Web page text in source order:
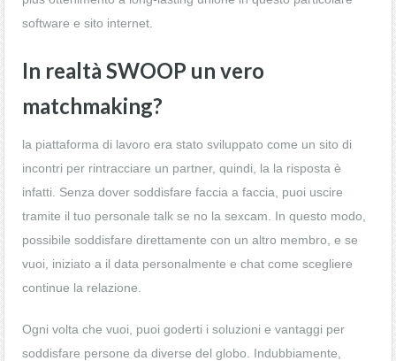
software e sito internet.
In realtà SWOOP un vero
matchmaking?
la piattaforma di lavoro era stato sviluppato come un sito di
incontri per rintracciare un partner, quindi, la la risposta è
infatti. Senza dover soddisfare faccia a faccia, puoi uscire
tramite il tuo personale talk se no la sexcam. In questo modo,
possibile soddisfare direttamente con un altro membro, e se
vuoi, iniziato a il data personalmente e chat come scegliere
continue la relazione.
Ogni volta che vuoi, puoi goderti i soluzioni e vantaggi per
soddisfare persone da diverse del globo. Indubbiamente,